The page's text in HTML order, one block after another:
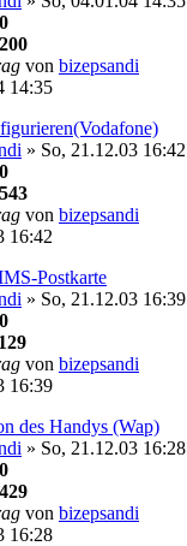
0
von bizepsandi
14:35
» So, 21.12.03 16:42
0
von bizepsandi
16:42
Postkarte
» So, 21.12.03 16:39
0
von bizepsandi
16:39
des Handys (Wap)
» So, 21.12.03 16:28
0
von bizepsandi
16:28